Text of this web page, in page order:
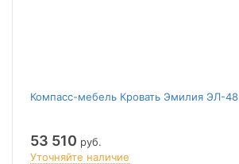
Компасс-мебель Кровать Эмилия ЭЛ-48
53 510 руб.
Уточняйте наличие